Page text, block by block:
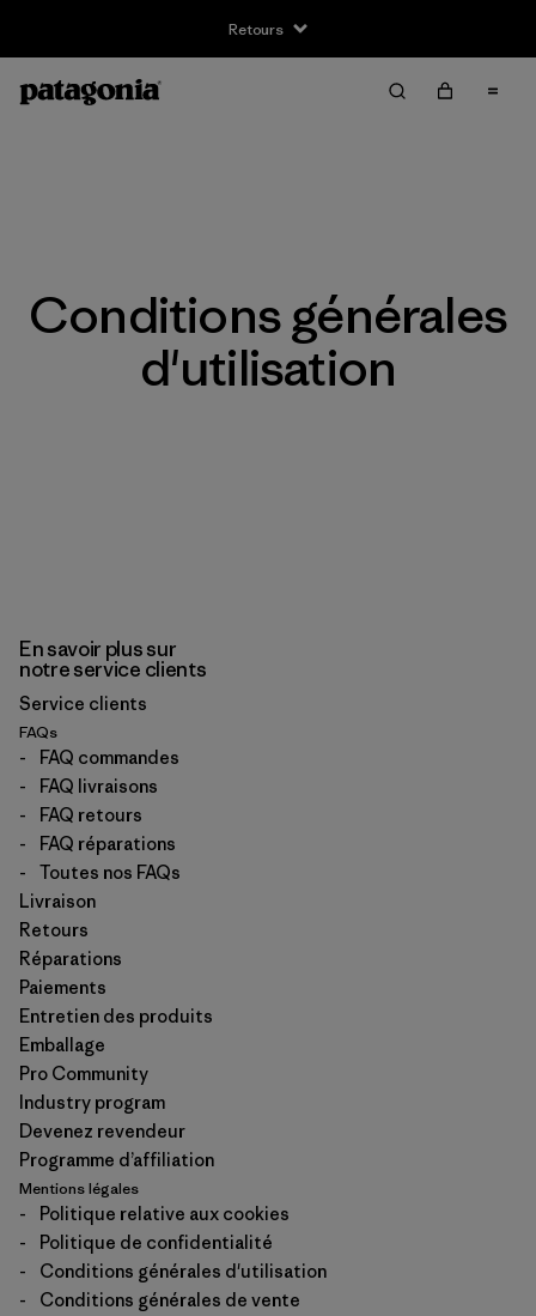
Retours
Conditions générales
d'utilisation
En savoir plus sur
notre service clients
Service clients
FAQs
-
FAQ commandes
-
FAQ livraisons
-
FAQ retours
-
FAQ réparations
-
Toutes nos FAQs
Livraison
Retours
Réparations
Paiements
Entretien des produits
Emballage
Pro Community
Industry program
Devenez revendeur
Programme d’affiliation
Mentions légales
-
Politique relative aux cookies
-
Politique de confidentialité
-
Conditions générales d'utilisation
-
Conditions générales de vente